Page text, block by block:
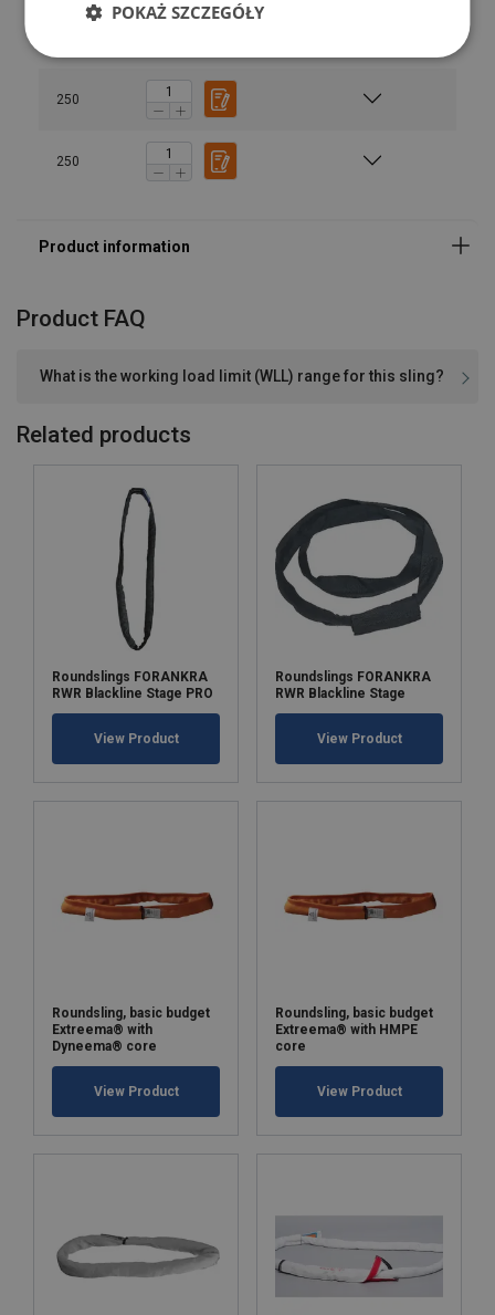
250
250
Marking:
Safety factor:
Product FAQ
What is the working load limit (WLL) range for this sling?
Related products
Roundslings FORANKRA
RWR Blackline Stage PRO
View Product
Roundslings FORANKRA
RWR Blackline Stage
View Product
Roundsling, basic budget
Extreema® with
Dyneema® core
View Product
Roundsling, basic budget
Extreema® with HMPE
core
View Product
POKAŻ SZCZEGÓŁY